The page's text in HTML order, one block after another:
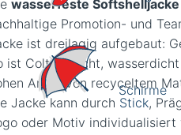
Schirme
wasserfeste
Promotion- und
ist dreilagig aufgebaut:
ist Coltan leicht,
Anteil von recyceltem
Jacke kann durch Stick,
oder Motiv individualisiert